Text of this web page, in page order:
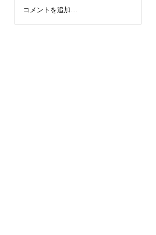
2026.7.20 第44回全国小
コメントを追加…